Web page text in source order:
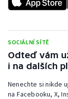
SOCIÁLNÍ SÍTĚ
Odteď vám
i na dalších
Nenechte si nikde
na Facebooku, X,